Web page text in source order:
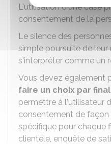
L'utilisation d'une case
consentement de la
Le silence des
simple poursuite de leur
s'interpréter comme un
Vous devez également
faire un choix par
permettre à l'utilisateur
consentement de
spécifique pour chaque
clientèle, enquête de